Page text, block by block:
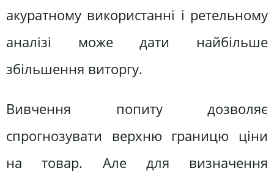
акуратному використанні і ретельному
аналізі може дати найбільше
збільшення виторгу.
Вивчення попиту дозволяє
спрогнозувати верхню границю ціни
на товар. Але для визначення